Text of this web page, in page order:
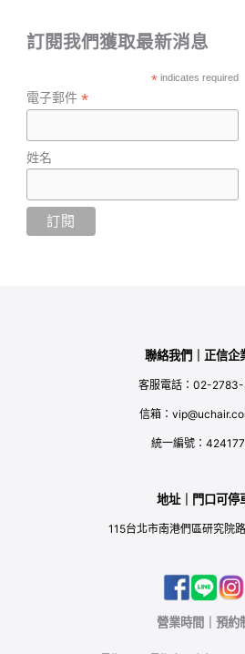
訂閱我們獲取最新消息
*indicates required
電子郵件*
姓名
聯絡我們｜正信企
客服電話：02-
信箱：
統一編號：
地址｜門口可停
115台北市南港們區研究院
營業時間｜預約